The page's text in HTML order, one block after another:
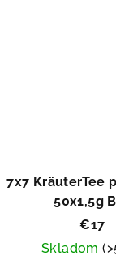
7x7 KräuterTee
50x1,5g
€17
Skladom